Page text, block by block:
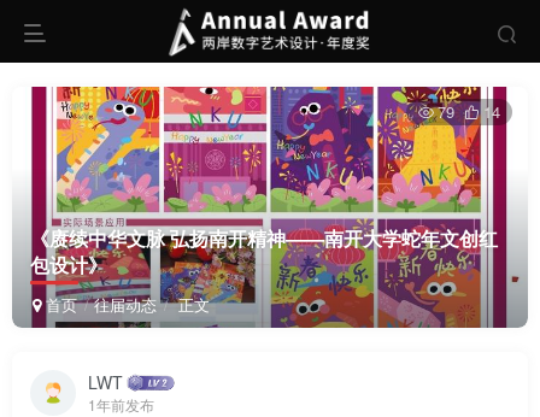
《赓续中华文脉 弘扬南开精神——南开大学蛇年文创红
包设计》
首页 往届动态 正文
79 14
LWT
1年前发布